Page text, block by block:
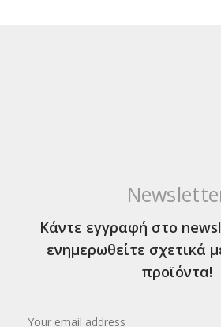
Κάντε εγγραφή στο
ενημερωθείτε σχετικά
προϊόντα!